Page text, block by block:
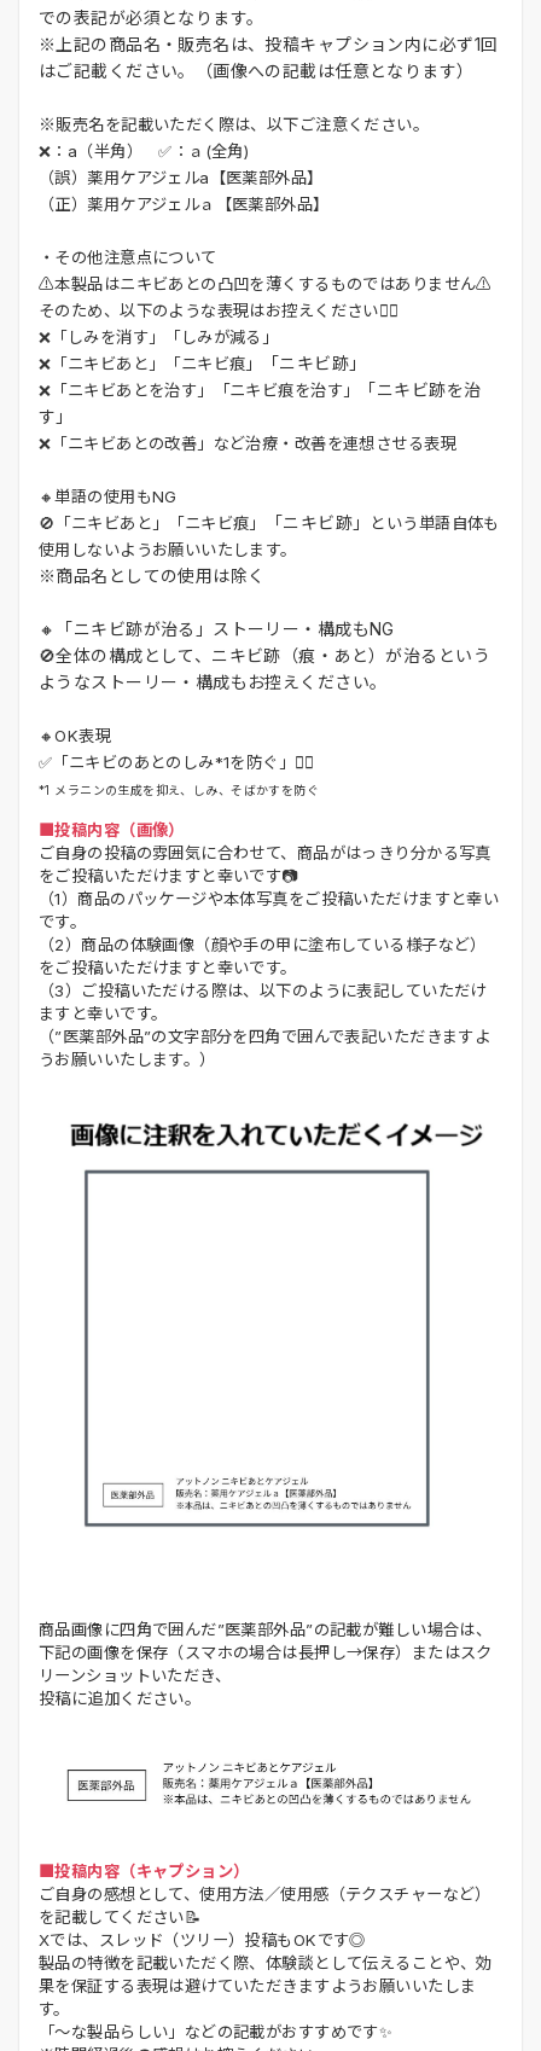
での表記が必須となります。
※上記の商品名・販売名は、投稿キャプション内に必ず1回
はご記載ください。（画像への記載は任意となります）
※販売名を記載いただく際は、以下ご注意ください。
❌：a（半角） ✅：ａ(全角)
（誤）薬用ケアジェルa【医薬部外品】
（正）薬用ケアジェルａ【医薬部外品】
・その他注意点について
⚠️本製品はニキビあとの凸凹を薄くするものではありません⚠️
そのため、以下のような表現はお控えください🙅‍♀️
❌「しみを消す」「しみが減る」
❌「ニキビあと」「ニキビ痕」
「ニキビ跡」
❌「ニキビあとを治す」「ニキビ痕を治す」
「ニキビ跡を治
す」
❌「ニキビあとの改善」など治療・改善を連想させる表現
🔸単語の使用もNG
🚫「ニキビあと」「ニキビ痕」
「ニキビ跡」
という単語自体も
使用しないようお願いいたします。
※商品名としての使用は除く
🔸「ニキビ跡が治る」ストーリー・構成もNG
🚫全体の構成として、ニキビ跡（痕・あと）が治るという
ようなストーリー・構成もお控えください。
🔸OK表現
✅「ニキビのあとのしみ*1を防ぐ」🙆‍♀️
*1 メラニンの生成を抑え、しみ、そばかすを防ぐ
■投稿内容（画像）
ご自身の投稿の雰囲気に合わせて、商品がはっきり分かる写真
をご投稿いただけますと幸いです📷
（1）商品のパッケージや本体写真をご投稿いただけますと幸い
です。
（2）商品の体験画像（顔や手の甲に塗布している様子など）
をご投稿いただけますと幸いです。
（3）ご投稿いただける際は、以下のように表記していただけ
ますと幸いです。
（”医薬部外品”の文字部分を四角で囲んで表記いただきますよ
うお願いいたします。）
商品画像に四角で囲んだ”医薬部外品”の記載が難しい場合は、
下記の画像を保存（スマホの場合は長押し→保存）またはスク
リーンショットいただき、
投稿に追加ください。
■投稿内容（キャプション）
ご自身の感想として、使用方法／使用感（テクスチャーなど）
を記載してください📝
Xでは、スレッド（ツリー）投稿もOKです◎
製品の特徴を記載いただく際、体験談として伝えることや、効
果を保証する表現は避けていただきますようお願いいたしま
す。
「～な製品らしい」などの記載がおすすめです✨